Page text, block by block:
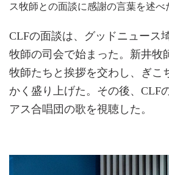
ス牧師との面談に感謝の言葉を述べ
CLFの面談は、グッドニュース
牧師の司会で始まった。新井牧
牧師たちと挨拶を交わし、ぎこ
かく盛り上げた。その後、CLF
アス合唱団の歌を視聴した。